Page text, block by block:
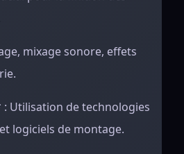
mixage sonore, effets
Utilisation de technologies
logiciels de montage.